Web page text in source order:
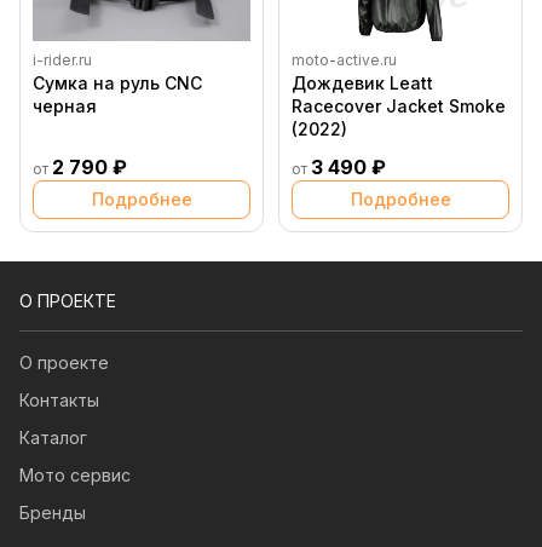
i-rider.ru
Сумка на руль CNC
черная
от 2 790 ₽
Подробнее
moto-active.ru
Дождевик Leatt
Racecover Jacket Smoke
(2022)
от 3 490 ₽
Подробнее
О ПРОЕКТЕ
О проекте
Контакты
Каталог
Мото сервис
Бренды